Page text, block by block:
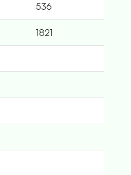
536
1821